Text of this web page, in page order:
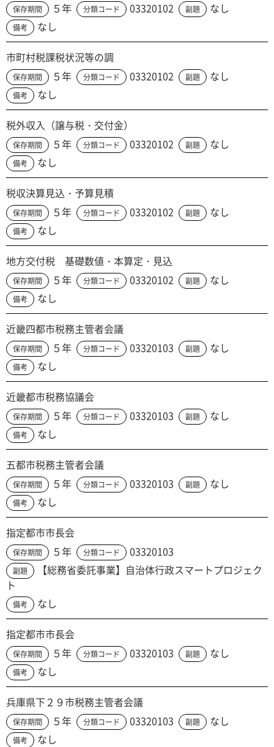
保存期間 ５年 分類コード 03320102 副題 なし
備考 なし
市町村税課税状況等の調
保存期間 ５年 分類コード 03320102 副題 なし
備考 なし
税外収入（譲与税・交付金）
保存期間 ５年 分類コード 03320102 副題 なし
備考 なし
税収決算見込・予算見積
保存期間 ５年 分類コード 03320102 副題 なし
備考 なし
地方交付税 基礎数値・本算定・見込
保存期間 ５年 分類コード 03320102 副題 なし
備考 なし
近畿四都市税務主管者会議
保存期間 ５年 分類コード 03320103 副題 なし
備考 なし
近畿都市税務協議会
保存期間 ５年 分類コード 03320103 副題 なし
備考 なし
五都市税務主管者会議
保存期間 ５年 分類コード 03320103 副題 なし
備考 なし
指定都市市長会
保存期間 ５年 分類コード 03320103
副題
【総務省委託事業】自治体行政スマートプロジェク
ト
備考 なし
指定都市市長会
保存期間 ５年 分類コード 03320103 副題 なし
備考 なし
兵庫県下２９市税務主管者会議
保存期間 ５年 分類コード 03320103 副題 なし
備考 なし